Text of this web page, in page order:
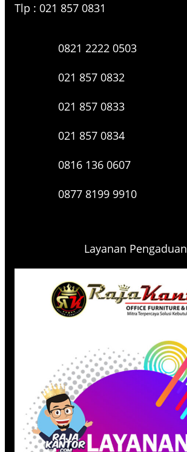
Tlp : 021 857 0831
0821 2222 0503
021 857 0832
021 857 0833
021 857 0834
0816 136 0607
0877 8199 9910
Layanan Pengaduan